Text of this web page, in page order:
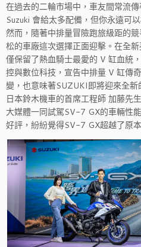
在過去的二輪市場中，車友間常流
Suzuki 會給太多配備，但你永遠可
然而，隨著中排量冒險跑旅級距的
松的車廠這次選擇正面迎擊。在全
僅保留了熱血騎士最愛的 V 缸血統
控與數位科技，宣告中排量 V 缸傳
變，也意味著SUZUKI即將迎來全
日本鈴木機車的首席工程師 加藤先
大媒體一同試駕SV-7 GX的車輛性
好評，紛紛覺得SV-7 GX超越了原